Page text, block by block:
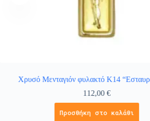
Χρυσό Μενταγιόν φυλακτό Κ14
112,00€
Προσθήκη στο καλάθι